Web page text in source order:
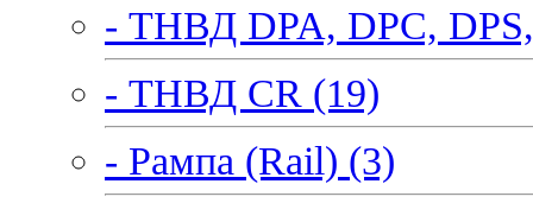
- ТНВД DPA, DPC,
- ТНВД CR (19)
- Рампа (Rail) (3)